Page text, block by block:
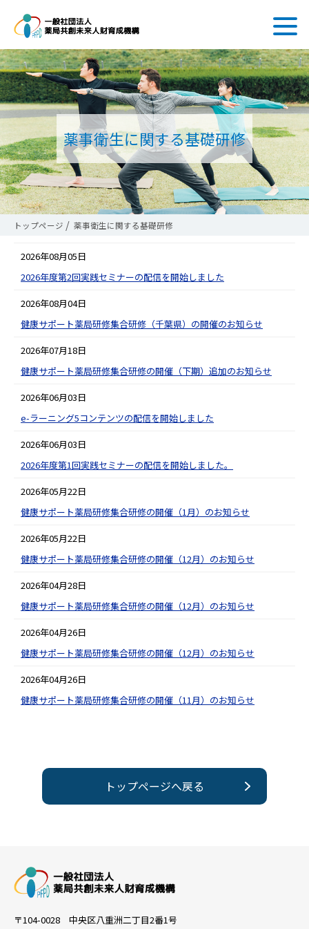
薬事衛生に関する基礎研修
トップページ 薬事衛生に関する基礎研修
2026年08月05日
2026年度第2回実践セミナーの配信を開始しました
2026年08月04日
健康サポート薬局研修集合研修（千葉県）の開催のお知らせ
2026年07月18日
健康サポート薬局研修集合研修の開催（下期）追加のお知らせ
2026年06月03日
e-ラーニング5コンテンツの配信を開始しました
2026年06月03日
2026年度第1回実践セミナーの配信を開始しました。
2026年05月22日
健康サポート薬局研修集合研修の開催（1月）のお知らせ
2026年05月22日
健康サポート薬局研修集合研修の開催（12月）のお知らせ
2026年04月28日
健康サポート薬局研修集合研修の開催（12月）のお知らせ
2026年04月26日
健康サポート薬局研修集合研修の開催（12月）のお知らせ
2026年04月26日
健康サポート薬局研修集合研修の開催（11月）のお知らせ
トップページへ戻る
〒104-0028 中央区八重洲二丁目2番1号